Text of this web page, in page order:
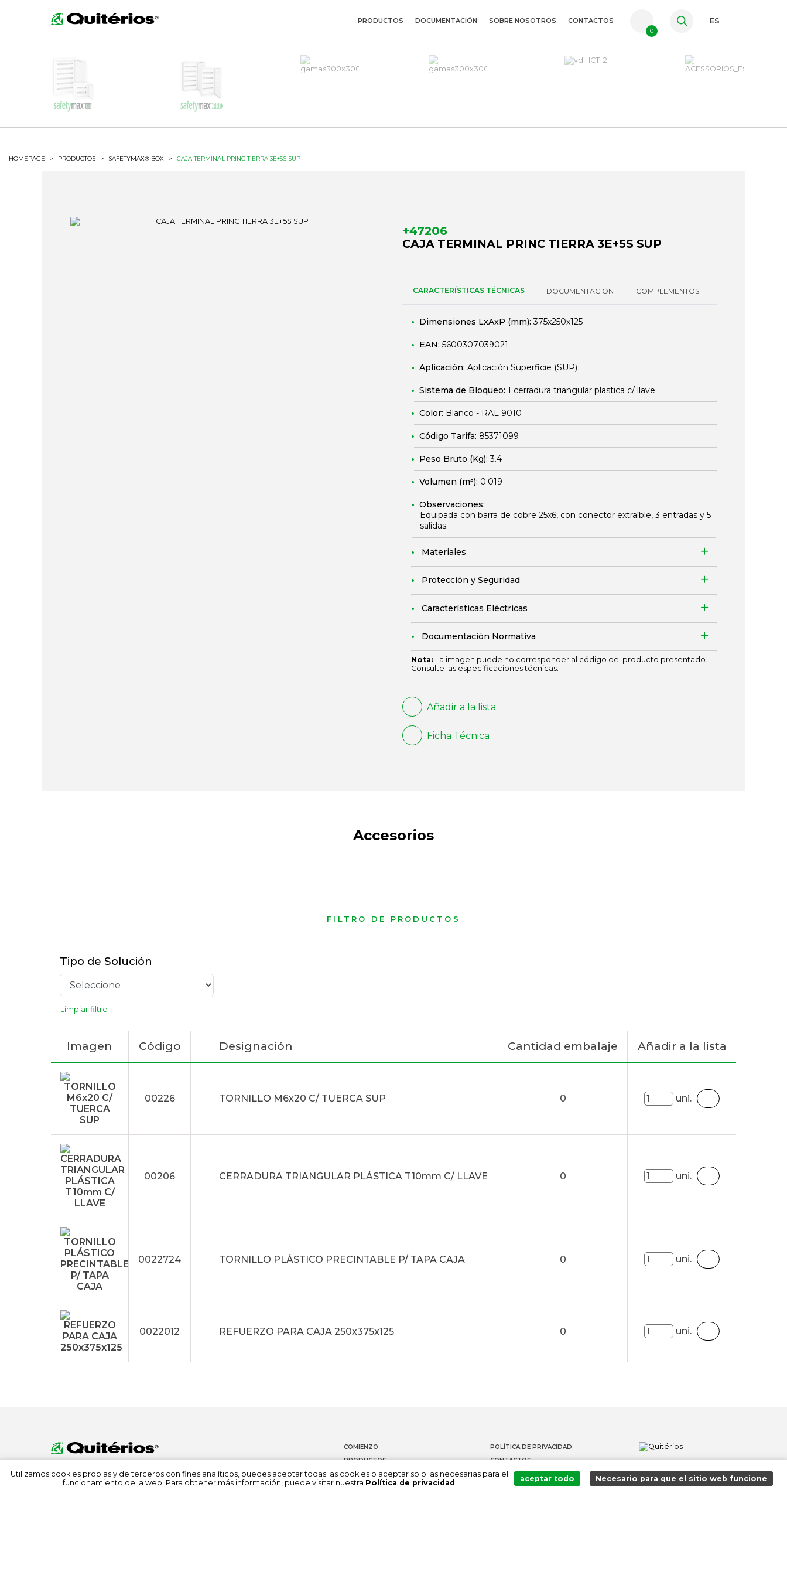
FR
PRODUCTOS DOCUMENTACIÓN SOBRE NOSOTROS CONTACTOS
0
ES
HOMEPAGE > PRODUCTOS > SAFETYMAX® BOX > CAJA TERMINAL PRINC TIERRA 3E+5S SUP
+47206
CAJA TERMINAL PRINC TIERRA 3E+5S SUP
CARACTERÍSTICAS TÉCNICAS DOCUMENTACIÓN COMPLEMENTOS
Dimensiones LxAxP (mm):375x250x125
EAN: 5600307039021
Aplicación: Aplicación Superficie (SUP)
Sistema de Bloqueo: 1 cerradura triangular plastica c/ llave
Color: Blanco - RAL 9010
Código Tarifa: 85371099
Peso Bruto (Kg):3.4
Volumen (m³): 0.019
Observaciones:
Equipada con barra de cobre 25x6, con conector extraíble, 3 entradas y 5
salidas.
Materiales
Protección y Seguridad
Características Eléctricas
Documentación Normativa
Nota: La imagen puede no corresponder al código del producto presentado.
Consulte las especificaciones técnicas.
Añadir a la lista
Ficha Técnica
Accesorios
FILTRO DE PRODUCTOS
Tipo de Solución
Limpiar filtro
Imagen Código Designación Cantidad embalaje Añadir a la lista
00226 TORNILLO M6x20 C/ TUERCA SUP 0 uni.
00206 CERRADURA TRIANGULAR PLÁSTICA T10mm C/ LLAVE 0 uni.
0022724 TORNILLO PLÁSTICO PRECINTABLE P/ TAPA CAJA 0 uni.
0022012 REFUERZO PARA CAJA 250x375x125 0 uni.
COMIENZO
PRODUCTOS
DOCUMENTACIÓN
SOBRE NOSOTROS
POLÍTICA DE PRIVACIDAD
CONTACTOS
CANAL DE DENUNCIANTES
Utilizamos cookies propias y de terceros con fines analíticos, puedes aceptar todas las cookies o aceptar solo las necesarias para el
funcionamiento de la web. Para obtener más información, puede visitar nuestra Política de privacidad . aceptar todo Necesario para que el sitio web funcione